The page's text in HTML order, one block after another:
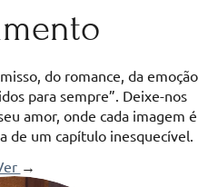
do romance, da emoção
para sempre”. Deixe-nos
amor, onde cada imagem é
de um capítulo inesquecível.
→